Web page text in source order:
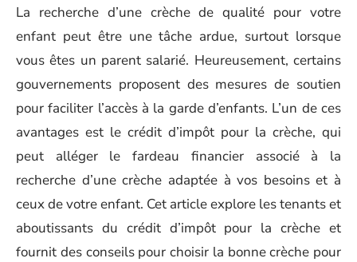
La recherche d’une crèche de qualité pour votre
enfant peut être une tâche ardue, surtout lorsque
vous êtes un parent salarié. Heureusement, certains
gouvernements proposent des mesures de soutien
pour faciliter l’accès à la garde d’enfants. L’un de ces
avantages est le crédit d’impôt pour la crèche, qui
peut alléger le fardeau financier associé à la
recherche d’une crèche adaptée à vos besoins et à
ceux de votre enfant. Cet article explore les tenants et
aboutissants du crédit d’impôt pour la crèche et
fournit des conseils pour choisir la bonne crèche pour